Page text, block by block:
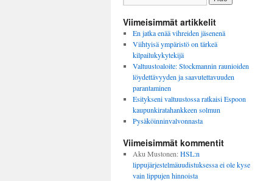
Viimeisimmät artikkelit
En jatka enää vihreiden jäsenenä
Viihtyisä ympäristö on tärkeä
kilpailukykytekijä
Valtuustoaloite: Stockmannin raunioiden
löydettävyyden ja saavutettavuuden
parantaminen
Esitykseni valtuustossa ratkaisi Espoon
kaupunkiratahankkeen solmun
Pysäköinninvalvonnasta
Viimeisimmät kommentit
Aku Mustonen:HSL:n
lippujärjestelmäuudistuksessa ei ole kyse
vain lippujen hinnoista